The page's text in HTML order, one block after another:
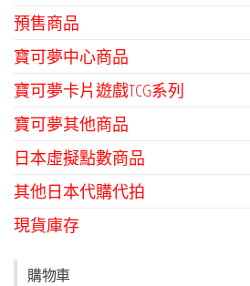
預售商品
寶可夢中心商品
寶可夢卡片遊戲TCG系列
寶可夢其他商品
日本虛擬點數商品
其他日本代購代拍
現貨庫存
購物車